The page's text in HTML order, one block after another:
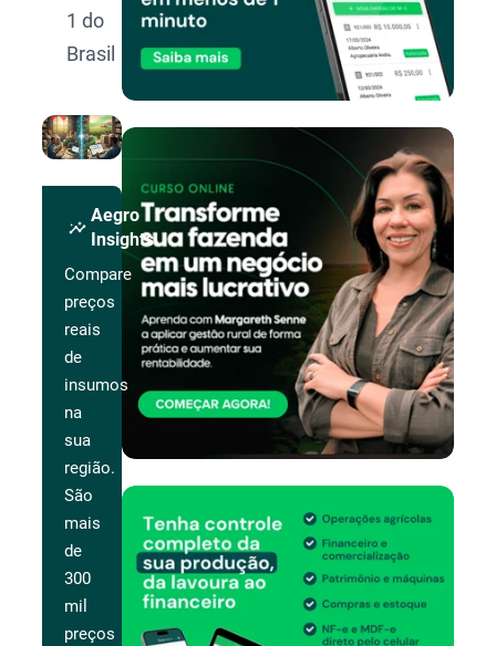
1 do
Brasil
insights
Aegro
Insights
Compare
preços
reais
de
insumos
na
sua
região.
São
mais
de
300
mil
preços